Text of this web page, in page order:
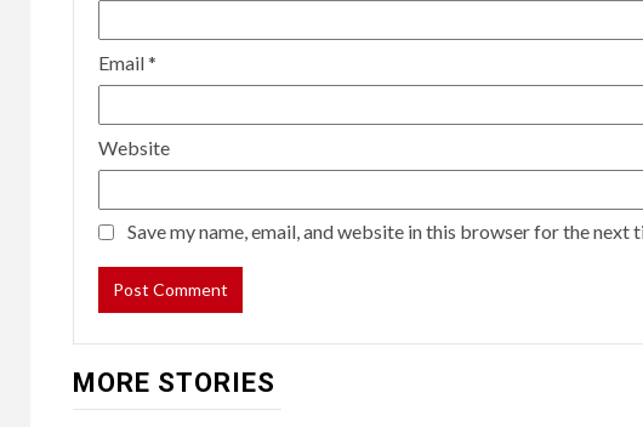
Email*
Website
Save my name, email, and website in this browser for the next
MORE STORIES